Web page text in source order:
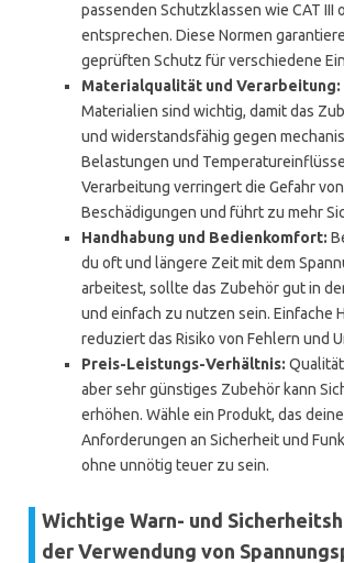
passenden Schutzklassen wie CAT III
entsprechen. Diese Normen
geprüften Schutz für verschiedene
Materialqualität und Verarbeitung:
Materialien sind wichtig, damit das
und widerstandsfähig gegen
Belastungen und
Verarbeitung verringert die Gefahr von
Beschädigungen und führt zu mehr
Handhabung und Bedienkomfort:
du oft und längere Zeit mit dem
arbeitest, sollte das Zubehör gut in
und einfach zu nutzen sein. Einfache
reduziert das Risiko von Fehlern und
Preis-Leistungs-Verhältnis:
aber sehr günstiges Zubehör kann
erhöhen. Wähle ein Produkt, das deine
Anforderungen an Sicherheit und
ohne unnötig teuer zu sein.
Wichtige Warn- und
der Verwendung von